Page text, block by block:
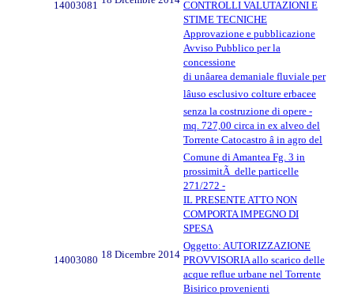
14003081
CONTROLLI VALUTAZIONI E
STIME TECNICHE
Approvazione e pubblicazione
Avviso Pubblico per la
concessione
di unâarea demaniale fluviale per
lâuso esclusivo colture erbacee
senza la costruzione di opere -
mq. 727,00 circa in ex alveo del
Torrente Catocastro â in agro del
Comune di Amantea Fg. 3 in
prossimitÃ delle particelle
271/272 -
IL PRESENTE ATTO NON
COMPORTA IMPEGNO DI
SPESA
14003080 18 Dicembre 2014
Oggetto: AUTORIZZAZIONE
PROVVISORIA allo scarico delle
acque reflue urbane nel Torrente
Bisirico provenienti